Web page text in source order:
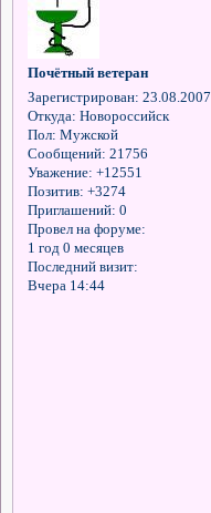
Почётный ветеран
Зарегистрирован: 23.08.2007
Откуда: Новороссийск
Пол: Мужской
Сообщений: 21756
Уважение: +12551
Позитив: +3274
Приглашений: 0
Провел на форуме:
1 год 0 месяцев
Последний визит:
Вчера 14:44